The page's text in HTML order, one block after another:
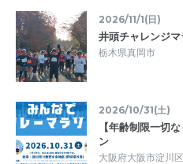
2026/11/1(日)
井頭チャレンジ
栃木県真岡市
2026/10/31(土)
【年齢制限一切
ン
大阪府大阪市淀川区